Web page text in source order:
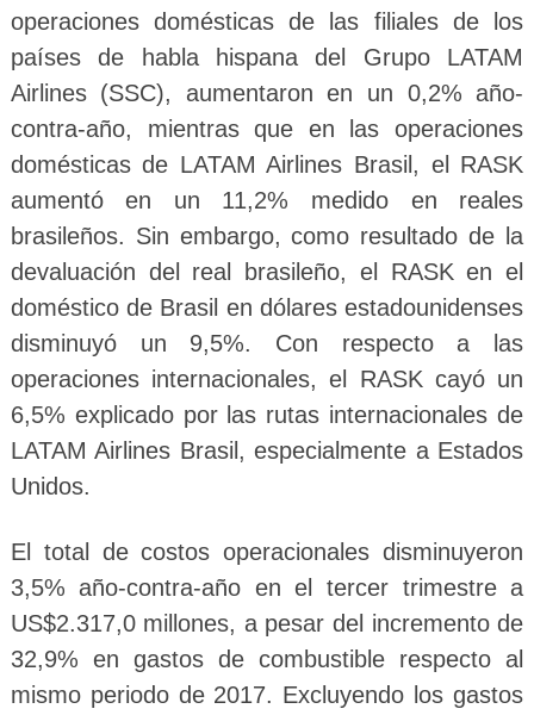
operaciones domésticas de las filiales de los
países de habla hispana del Grupo LATAM
Airlines (SSC), aumentaron en un 0,2% año-
contra-año, mientras que en las operaciones
domésticas de LATAM Airlines Brasil, el RASK
aumentó en un 11,2% medido en reales
brasileños. Sin embargo, como resultado de la
devaluación del real brasileño, el RASK en el
doméstico de Brasil en dólares estadounidenses
disminuyó un 9,5%. Con respecto a las
operaciones internacionales, el RASK cayó un
6,5% explicado por las rutas internacionales de
LATAM Airlines Brasil, especialmente a Estados
Unidos.
El total de costos operacionales disminuyeron
3,5% año-contra-año en el tercer trimestre a
US$2.317,0 millones, a pesar del incremento de
32,9% en gastos de combustible respecto al
mismo periodo de 2017. Excluyendo los gastos